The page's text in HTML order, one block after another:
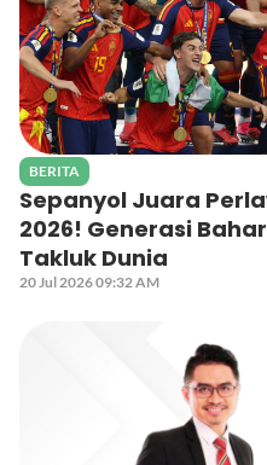
BERITA
Sepanyol Juara
2026! Generasi
Takluk Dunia
20 Jul 2026 09:32 AM